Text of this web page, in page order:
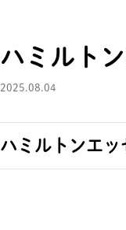
ハミルト
2025.08.04
ハミルトンエッ